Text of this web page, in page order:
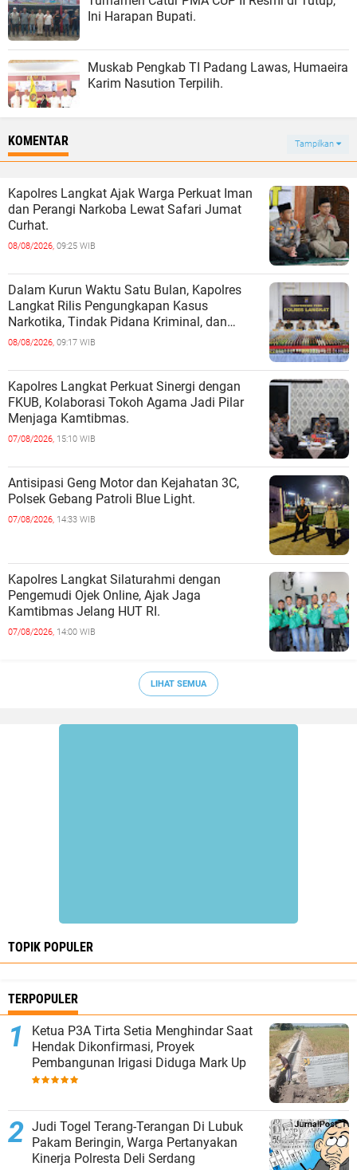
Ini Harapan Bupati.
Muskab Pengkab TI Padang Lawas, Humaeira
Karim Nasution Terpilih.
KOMENTAR Tampilkan
Kapolres Langkat Ajak Warga Perkuat Iman
dan Perangi Narkoba Lewat Safari Jumat
Curhat.
08/08/2026, 09:25 WIB
Dalam Kurun Waktu Satu Bulan, Kapolres
Langkat Rilis Pengungkapan Kasus
Narkotika, Tindak Pidana Kriminal, dan
Kekerasan Seksual terhadap Anak.
08/08/2026, 09:17 WIB
Kapolres Langkat Perkuat Sinergi dengan
FKUB, Kolaborasi Tokoh Agama Jadi Pilar
Menjaga Kamtibmas.
07/08/2026, 15:10 WIB
Antisipasi Geng Motor dan Kejahatan 3C,
Polsek Gebang Patroli Blue Light.
07/08/2026, 14:33 WIB
Kapolres Langkat Silaturahmi dengan
Pengemudi Ojek Online, Ajak Jaga
Kamtibmas Jelang HUT RI.
07/08/2026, 14:00 WIB
LIHAT SEMUA
TOPIK POPULER
TERPOPULER
Ketua P3A Tirta Setia Menghindar Saat
Hendak Dikonfirmasi, Proyek
Pembangunan Irigasi Diduga Mark Up
Judi Togel Terang-Terangan Di Lubuk
Pakam Beringin, Warga Pertanyakan
Kinerja Polresta Deli Serdang